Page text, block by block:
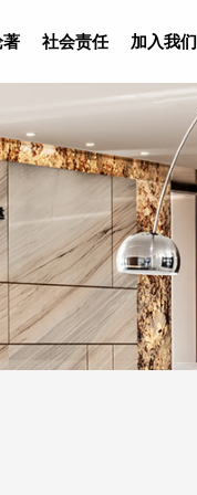
著 社会责任 加入我们